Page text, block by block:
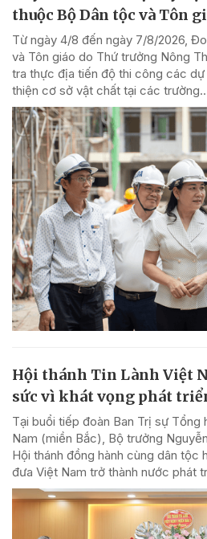
thuộc Bộ Dân tộc và Tôn
Từ ngày 4/8 đến ngày 7/8/2026,
và Tôn giáo do Thứ trưởng Nông
tra thực địa tiến độ thi công các dự
thiện cơ sở vật chất tại các
Hội thánh Tin Lành Việt
sức vì khát vọng phát
Tại buổi tiếp đoàn Ban Trị sự Tổng
Nam (miền Bắc), Bộ trưởng
Hội thánh đồng hành cùng dân tộc
đưa Việt Nam trở thành nước phát